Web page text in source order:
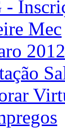
-
Mec